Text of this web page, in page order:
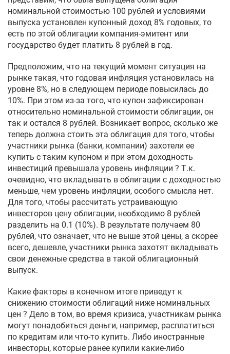
номинальной стоимостью 100 рублей и условиями
выпуска установлен купонный доход 8% годовых, то
есть по этой облигации компания-эмитент или
государство будет платить 8 рублей в год.
Предположим, что на текущий момент ситуация на
рынке такая, что годовая инфляция установилась на
уровне 8%, но в следующем периоде повысилась до
10%. При этом из-за того, что купон зафиксирован
относительно номинальной стоимости облигации, он
так и остался 8 рублей. Возникает вопрос, сколько же
теперь должна стоить эта облигация для того, чтобы
участники рынка (банки, компании) захотели ее
купить с таким купоном и при этом доходность
инвестиций превышала уровень инфляции ? Т.к.
очевидно, что вкладывать в облигации с доходностью
меньше, чем уровень инфляции, особого смысла нет.
Для того, чтобы рассчитать устраивающую
инвесторов цену облигации, необходимо 8 рублей
разделить на 0.1 (10%). В результате получаем 80
рублей, что означает, что не выше этой цены, а скорее
всего, дешевле, участники рынка захотят вкладывать
свои денежные средства в такой облигационный
выпуск.
Какие факторы в конечном итоге приведут к
снижению стоимости облигаций ниже номинальных
цен ? Дело в том, во время кризиса, участникам рынка
могут понадобиться деньги, например, расплатиться
по кредитам или что-то купить. Либо иностранные
инвесторы, которые ранее купили какие-либо